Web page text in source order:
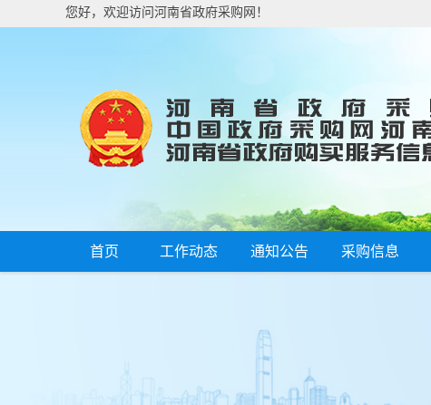
您好，欢迎访问河南省政府采购网！
首页 工作动态 通知公告 采购信息